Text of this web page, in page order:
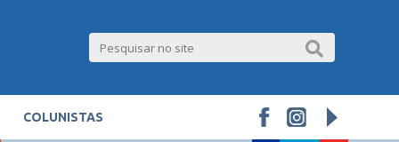
COLUNISTAS